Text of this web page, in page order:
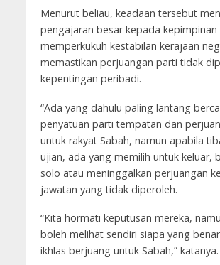
Menurut beliau, keadaan tersebut
pengajaran besar kepada kepimpinan
memperkukuh kestabilan kerajaan
memastikan perjuangan parti tidak
kepentingan peribadi.
“Ada yang dahulu paling lantang
penyatuan parti tempatan dan
untuk rakyat Sabah, namun apabila
ujian, ada yang memilih untuk keluar,
solo atau meninggalkan perjuangan
jawatan yang tidak diperoleh.
“Kita hormati keputusan mereka,
boleh melihat sendiri siapa yang
ikhlas berjuang untuk Sabah,” katanya.